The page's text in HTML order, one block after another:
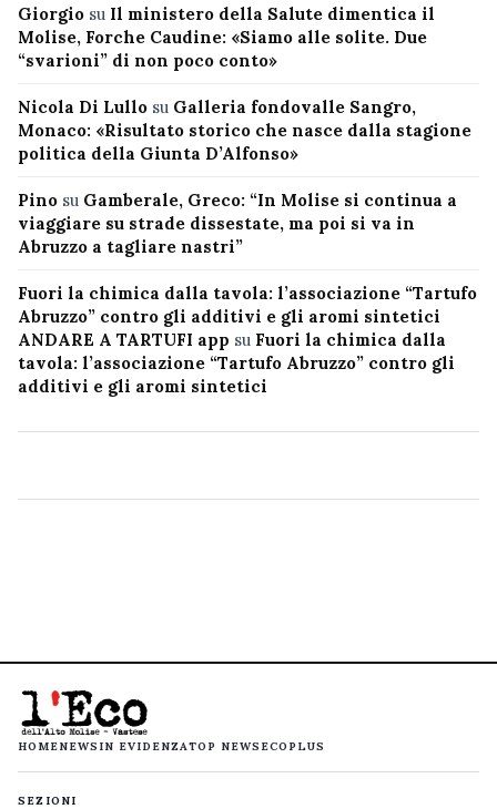
Giorgio su Il ministero della Salute dimentica il
Molise, Forche Caudine: «Siamo alle solite. Due
“svarioni” di non poco conto»
Nicola Di Lullo su Galleria fondovalle Sangro,
Monaco: «Risultato storico che nasce dalla stagione
politica della Giunta D’Alfonso»
Pino su Gamberale, Greco: “In Molise si continua a
viaggiare su strade dissestate, ma poi si va in
Abruzzo a tagliare nastri”
Fuori la chimica dalla tavola: l’associazione “Tartufo
Abruzzo” contro gli additivi e gli aromi sintetici
ANDARE A TARTUFI app su Fuori la chimica dalla
tavola: l’associazione “Tartufo Abruzzo” contro gli
additivi e gli aromi sintetici
HOMENEWS IN EVIDENZATOP NEWS ECOPLUS
SEZIONI